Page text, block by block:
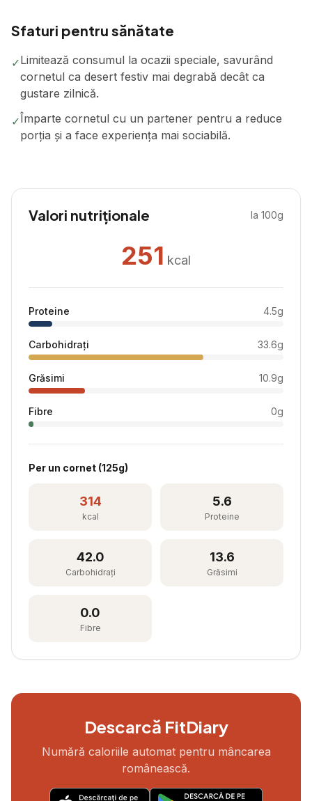
Sfaturi pentru sănătate
✓Limitează consumul la ocazii speciale, savurând
cornetul ca desert festiv mai degrabă decât ca
gustare zilnică.
✓Împarte cornetul cu un partener pentru a reduce
porția și a face experiența mai sociabilă.
Valori nutriționale la 100g
251 kcal
Proteine 4.5g
Carbohidrați 33.6g
Grăsimi 10.9g
Fibre 0g
Per un cornet (125g)
314
kcal
5.6
Proteine
42.0
Carbohidrați
13.6
Grăsimi
0.0
Fibre
Descarcă FitDiary
Numără caloriile automat pentru mâncarea
românească.